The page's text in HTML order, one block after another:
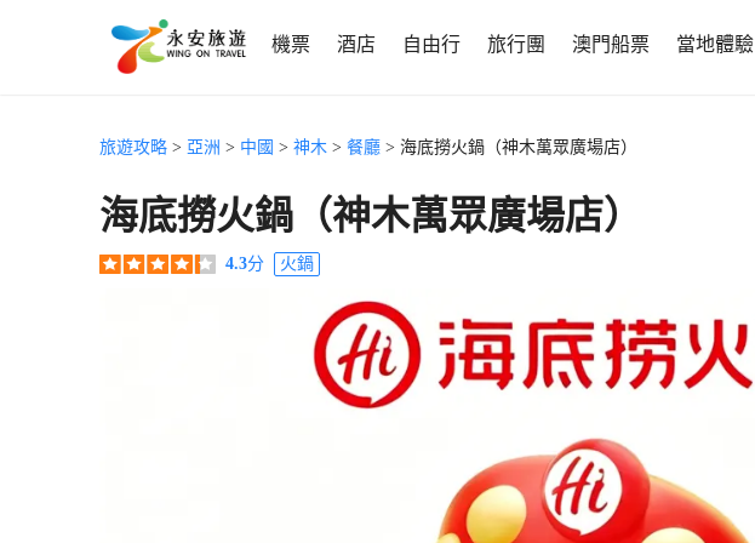
機票 酒店 自由行 旅行團 澳門船票 當地體驗
旅遊攻略 > 亞洲 > 中國 > 神木 > 餐廳 > 海底撈火鍋（神木萬眾廣場店）
海底撈火鍋（神木萬眾廣場店）
4.3分 火鍋